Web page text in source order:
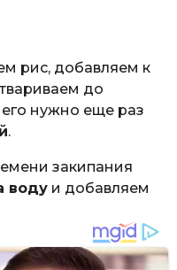
рис, добавляем к
до
его нужно еще раз
.
закипания
воду и добавляем